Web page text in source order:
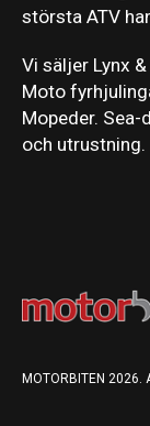
största ATV
Vi säljer Lynx
Moto
Mopeder. Sea-
och utrustning.
MOTORBITEN 2026.